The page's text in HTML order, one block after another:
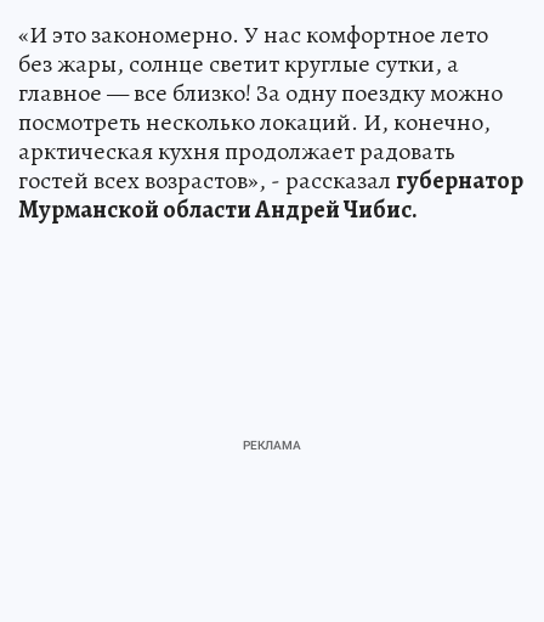
«И это закономерно. У нас комфортное лето
без жары, солнце светит круглые сутки, а
главное — все близко! За одну поездку можно
посмотреть несколько локаций. И, конечно,
арктическая кухня продолжает радовать
гостей всех возрастов», - рассказалгубернатор
Мурманской области Андрей Чибис.